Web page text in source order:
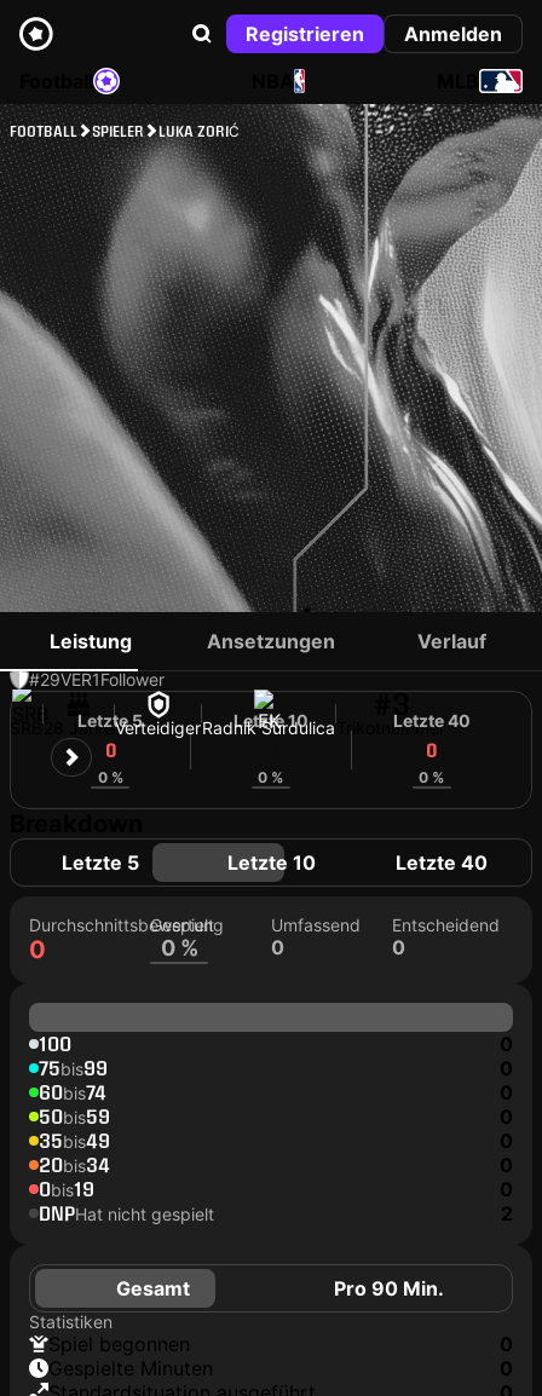
Registrieren
Anmelden
NBA
FOOTBALL SPIELER LUKA ZORIĆ
LUKA ZORIĆ
#29VER1Follower
28 JahreVerteidigerRadnik Surdulica Trikotnummer
Leistung Ansetzungen Verlauf
Letzte 5
0
0 %
Letzte 10
0 %
Letzte 40
0
0 %
Letzte 5 Letzte 10 Letzte 40
Durchschnittsbewertung
0
Gespielt
0 %
Umfassend
0
Entscheidend
0
100 0
75bis99 0
60bis74 0
50bis59 0
35bis49 0
20bis34 0
0bis19 0
DNPHat nicht gespielt 2
Gesamt Pro 90 Min.
Statistiken
Spiel begonnen
0
Gespielte Minuten
0